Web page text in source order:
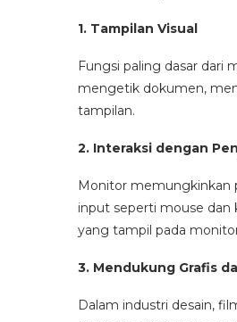
1. Tampilan Visual
Fungsi paling dasar dari
mengetik dokumen,
tampilan.
2. Interaksi dengan
Monitor memungkinkan
input seperti mouse dan
yang tampil pada
3. Mendukung Grafis
Dalam industri desain,